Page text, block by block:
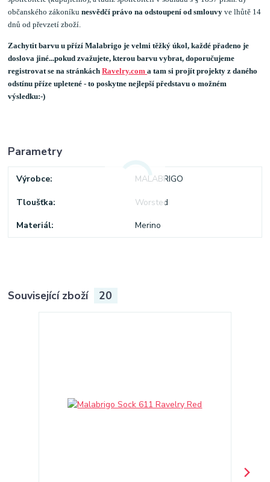
občanského zákoníkunesvědčí právo na odstoupení od smlouvy ve lhůtě 14
dnů od převzetí zboží.
Zachytit barvu u přízí Malabrigo je velmi těžký úkol, každé přadeno je
doslova jiné...pokud zvažujete, kterou barvu vybrat, doporučujeme
registrovat se na stránkáchRavelry.coma tam si projít projekty z daného
odstínu příze upletené - to poskytne nejlepší představu o možném
výsledku:-)
Parametry
Výrobce MALABRIGO
Tloušťka Worsted
Materiál Merino
Související zboží 20